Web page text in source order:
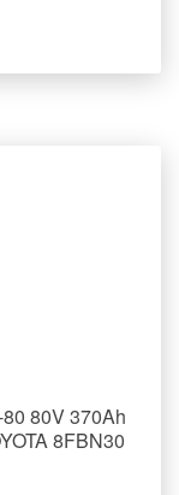
80V 370Ah
8FBN30